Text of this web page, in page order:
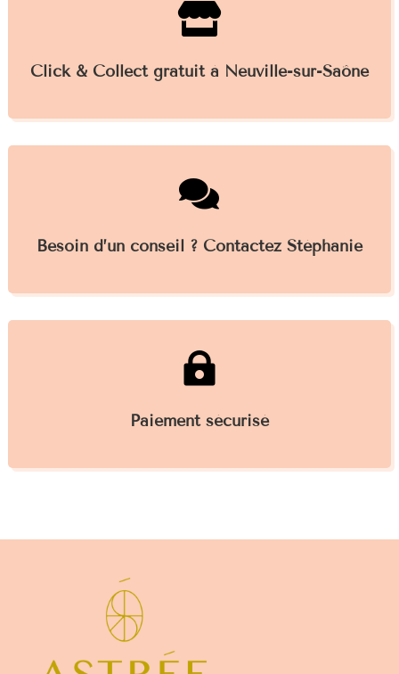

Click & Collect gratuit à Neuville-sur-Saône

Besoin d’un conseil ? Contactez Stéphanie

Paiement sécurisé